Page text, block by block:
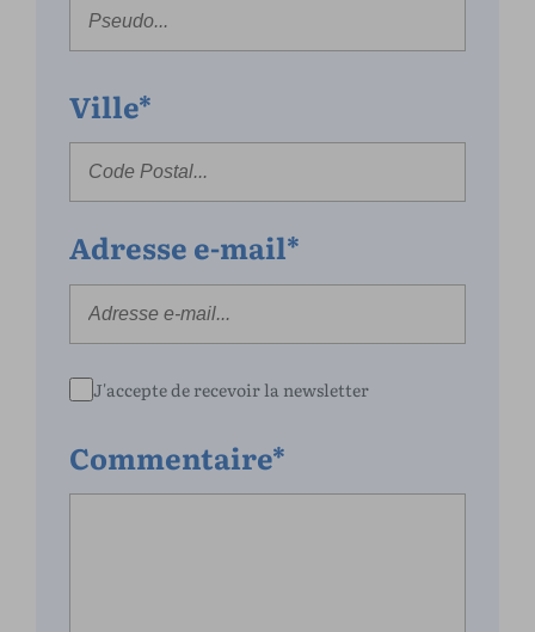
Ville*
Adresse e-mail*
J'accepte de recevoir la newsletter
Commentaire*